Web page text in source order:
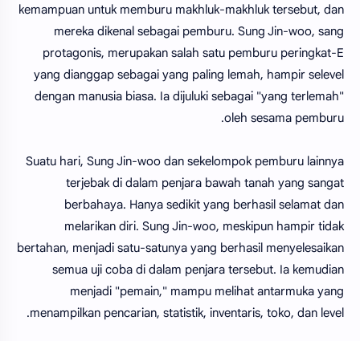
kemampuan untuk memburu makhluk-makhluk tersebut, dan
mereka dikenal sebagai pemburu. Sung Jin-woo, sang
protagonis, merupakan salah satu pemburu peringkat-E
yang dianggap sebagai yang paling lemah, hampir selevel
dengan manusia biasa. Ia dijuluki sebagai "yang terlemah"
oleh sesama pemburu.
Suatu hari, Sung Jin-woo dan sekelompok pemburu lainnya
terjebak di dalam penjara bawah tanah yang sangat
berbahaya. Hanya sedikit yang berhasil selamat dan
melarikan diri. Sung Jin-woo, meskipun hampir tidak
bertahan, menjadi satu-satunya yang berhasil menyelesaikan
semua uji coba di dalam penjara tersebut. Ia kemudian
menjadi "pemain," mampu melihat antarmuka yang
menampilkan pencarian, statistik, inventaris, toko, dan level.